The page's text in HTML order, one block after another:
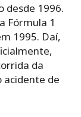
desde 1996.
Fórmula 1
1995. Daí,
da
de